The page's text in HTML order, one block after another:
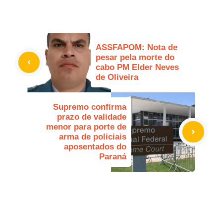
ASSFAPOM: Nota de
pesar pela morte do
cabo PM Elder Neves
de Oliveira
Supremo confirma
prazo de validade
menor para porte de
arma de policiais
aposentados do
Paraná